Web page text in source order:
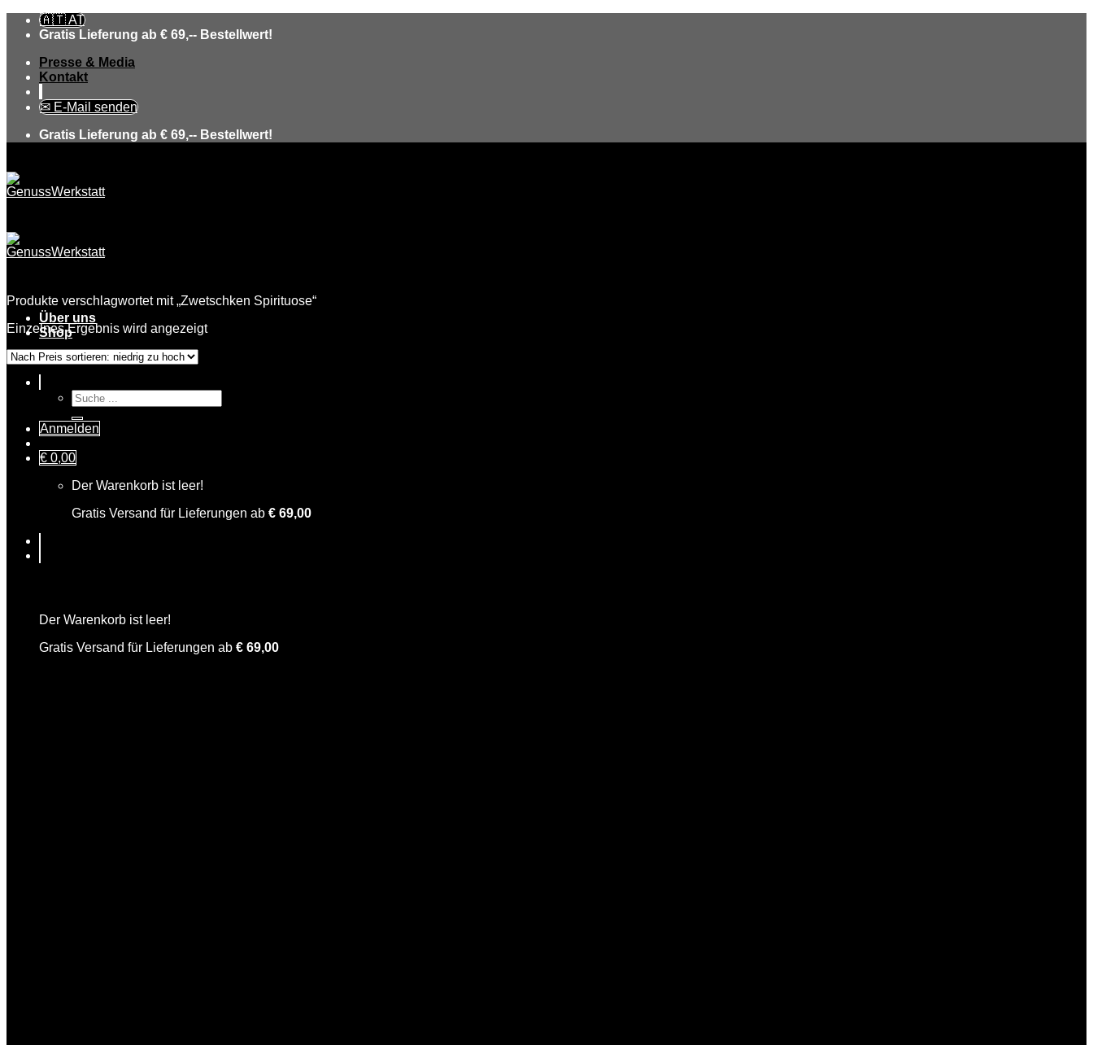
Skip
🇦🇹 AT
Gratis Lieferung ab € 69,-- Bestellwert!
Presse & Media
Kontakt
✉ E-Mail senden
Gratis Lieferung ab € 69,-- Bestellwert!
Über uns
Shop
Suche
nach:
Anmelden
€ 0,00
Der Warenkorb ist leer!
Gratis Versand für Lieferungen ab € 69,00
Der Warenkorb ist leer!
Gratis Versand für Lieferungen ab € 69,00
Produkte verschlagwortet mit „Zwetschken Spirituose“
Einzelnes Ergebnis wird angezeigt